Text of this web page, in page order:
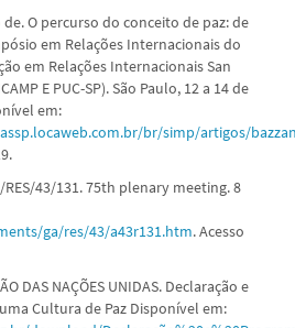
de. O percurso do conceito de paz: de
em Relações Internacionais do
em Relações Internacionais San
E PUC-SP). São Paulo, 12 a 14 de
em:
br/simp/artigos/
RES/43/131. 75th plenary meeting. 8
ga/res/43/a43r131.htm. Acesso
DAS NAÇÕES UNIDAS. Declaração e
Cultura de Paz Disponível em: